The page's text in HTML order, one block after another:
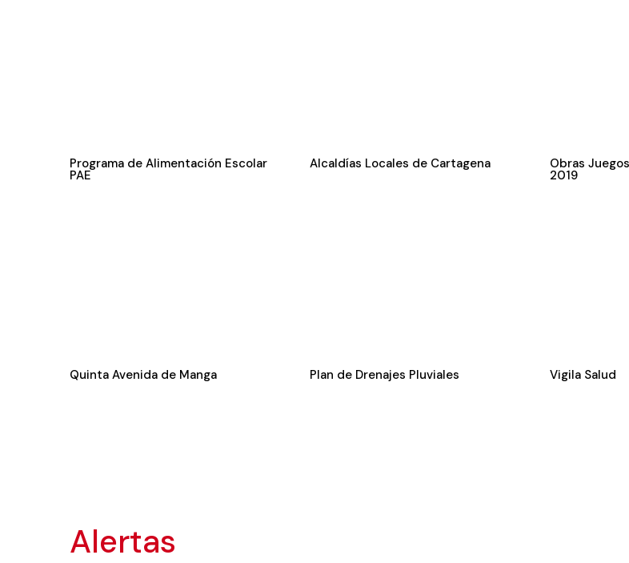
Programa de Alimentación Escolar
PAE
Alcaldías Locales de Cartagena Obras
2019
Quinta Avenida de Manga Plan de Drenajes Pluviales Vigila Salud
Alertas